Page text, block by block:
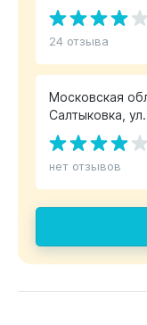
24 отзыва
Московская
Салтыковка,
нет отзывов